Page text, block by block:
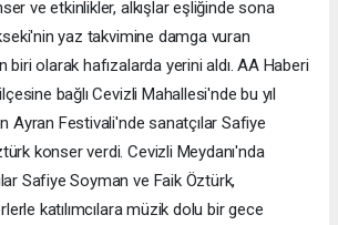
ve etkinlikler, alkışlar eşliğinde sona
yaz takvimine damga vuran
olarak hafızalarda yerini aldı. AA Haberi
bağlı Cevizli Mahallesi'nde bu yıl
Ayran Festivali'nde sanatçılar Safiye
konser verdi. Cevizli Meydanı'nda
Safiye Soyman ve Faik Öztürk,
katılımcılara müzik dolu bir gece